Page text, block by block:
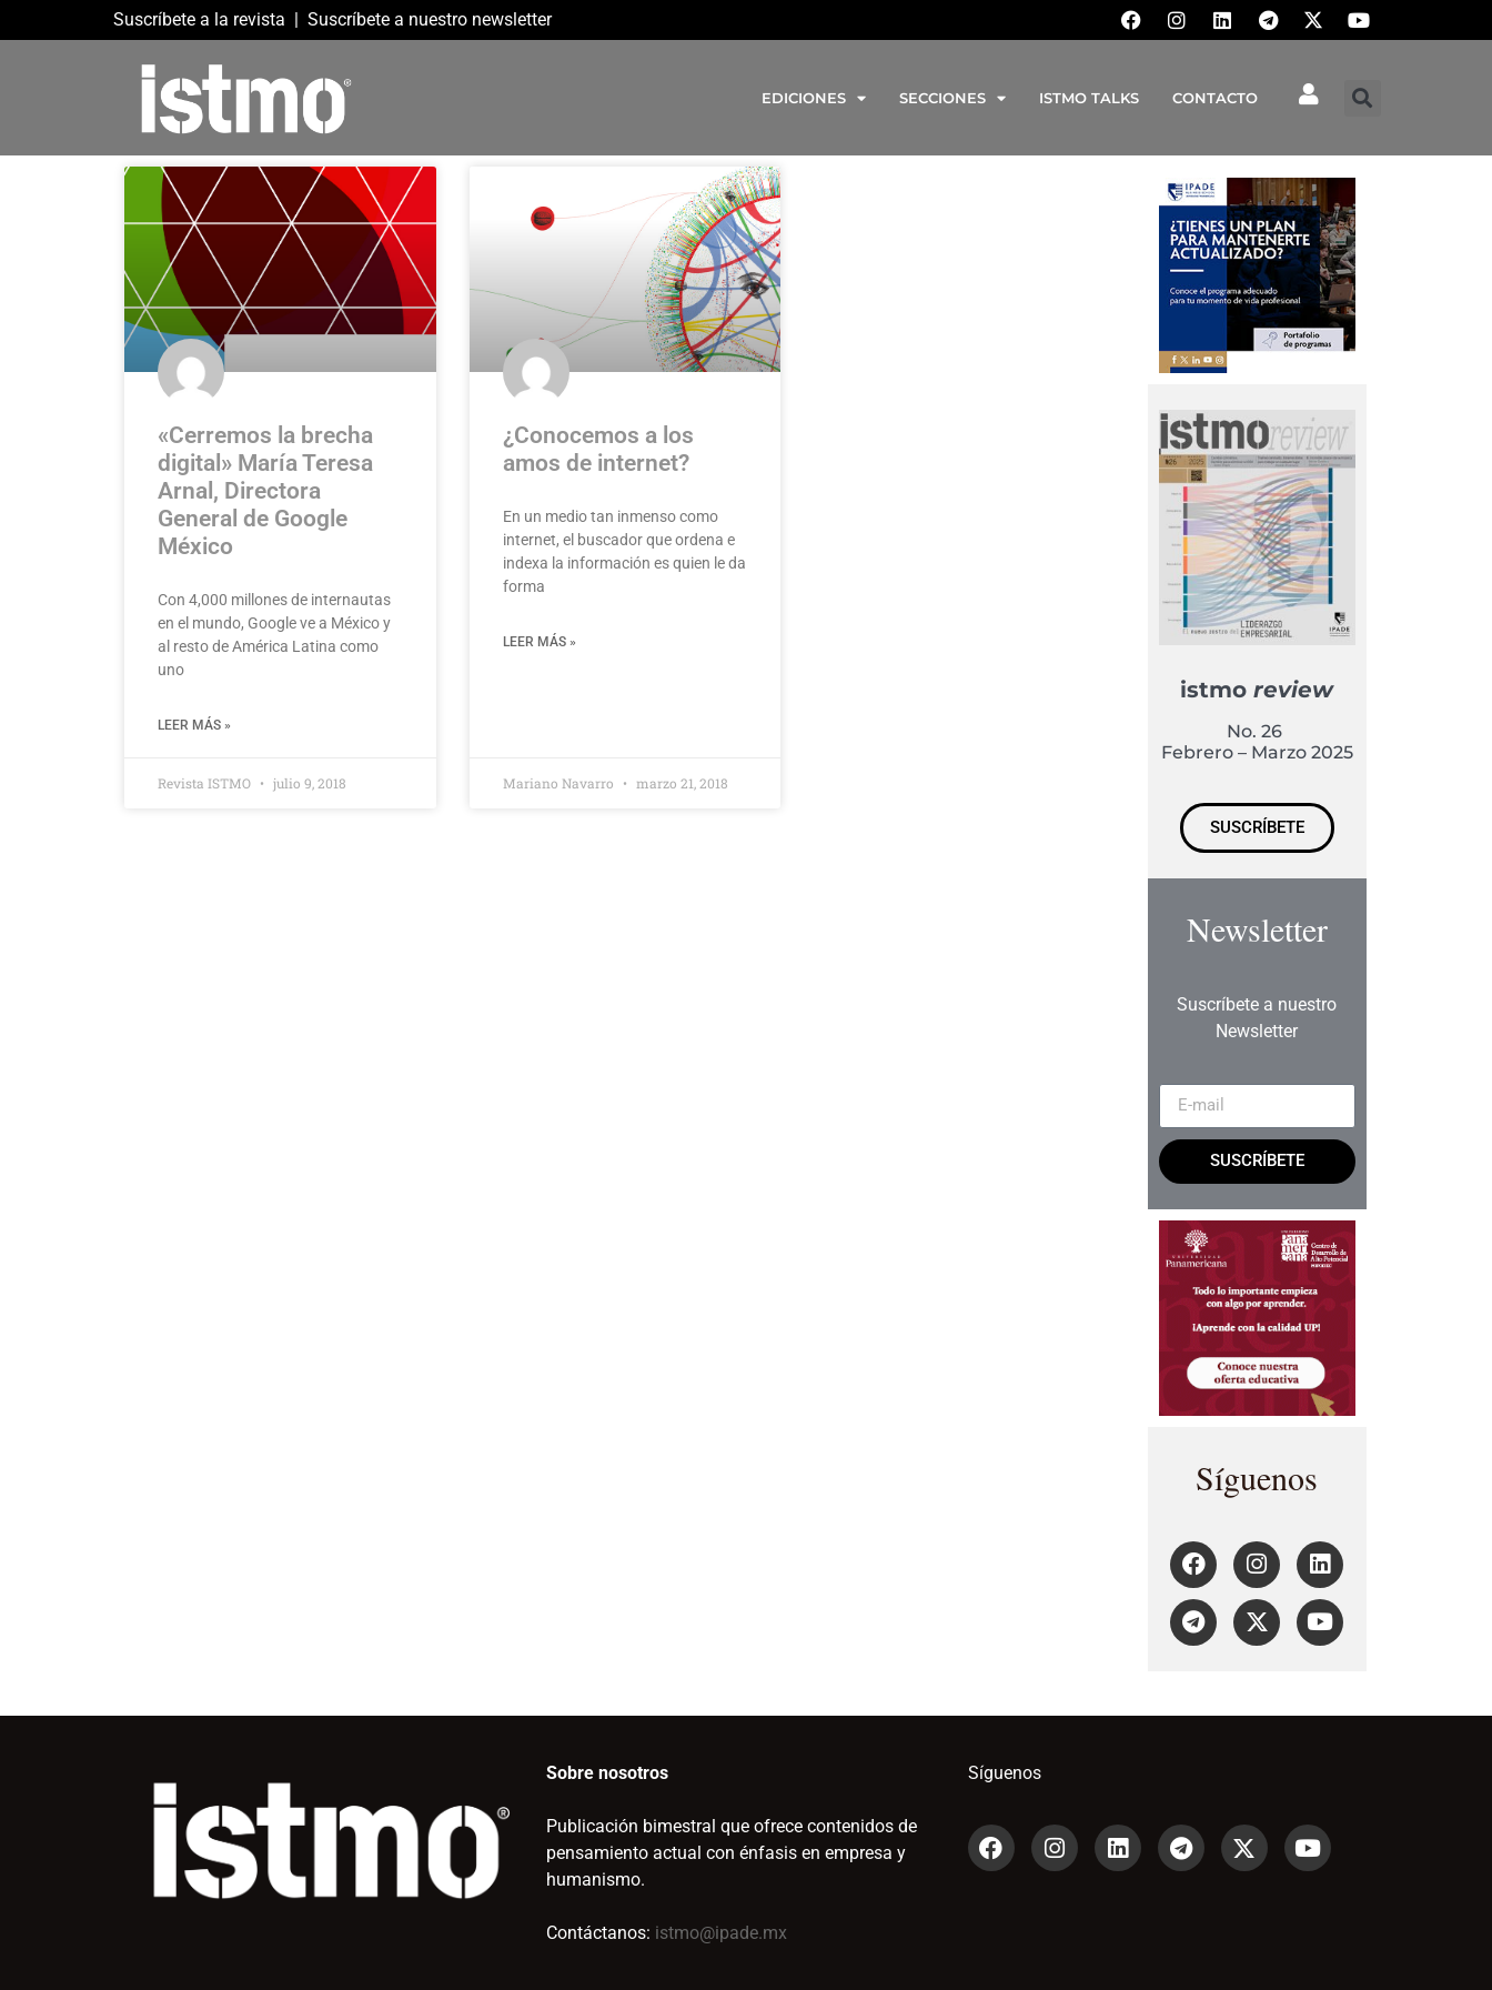
Suscríbete a la revista | Suscríbete a nuestro newsletter
EDICIONES SECCIONES ISTMO TALKS CONTACTO
«Cerremos la brecha
digital» María Teresa
Arnal, Directora
General de Google
México
Con 4,000 millones de internautas
en el mundo, Google ve a México y
al resto de América Latina como
uno
LEER MÁS »
Revista ISTMO julio 9, 2018
¿Conocemos a los
amos de internet?
En un medio tan inmenso como
internet, el buscador que ordena e
indexa la información es quien le da
forma
LEER MÁS »
Mariano Navarro marzo 21, 2018
istmoreview
No. 26
Febrero – Marzo 2025
SUSCRÍBETE
Newsletter
Suscríbete a nuestro
Newsletter
SUSCRÍBETE
Síguenos
Sobre nosotros
Publicación bimestral que ofrece contenidos de
pensamiento actual con énfasis en empresa y
humanismo.
Contáctanos: istmo@ipade.mx
Síguenos